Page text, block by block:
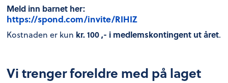
Meld inn barnet her:
https://spond.com/invite/RIHIZ
Kostnaden er kun kr. 100 ,- i medlemskontingent ut året.
Vi trenger foreldre med på laget